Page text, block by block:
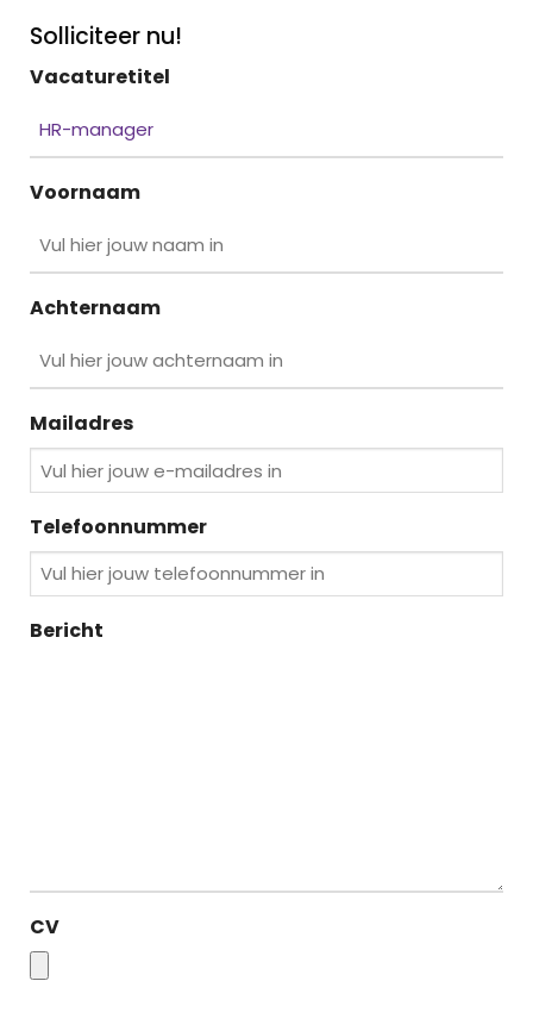
Solliciteer nu!
Vacaturetitel
Voornaam
Achternaam
Mailadres
Telefoonnummer
Bericht
CV